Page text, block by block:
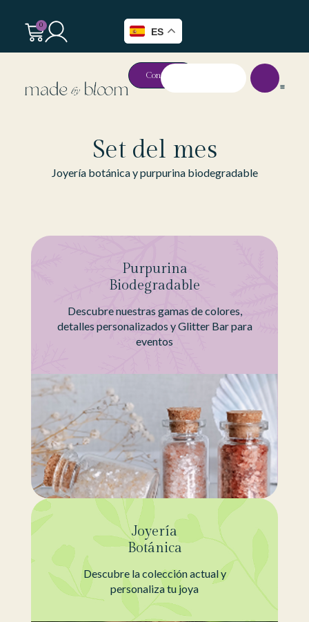
ES
0
Contacto
Set del mes
Joyería botánica y purpurina biodegradable
Purpurina
Biodegradable
Descubre nuestras gamas de colores,
detalles personalizados y Glitter Bar para
eventos
Joyería
Botánica
Descubre la colección actual y
personaliza tu joya